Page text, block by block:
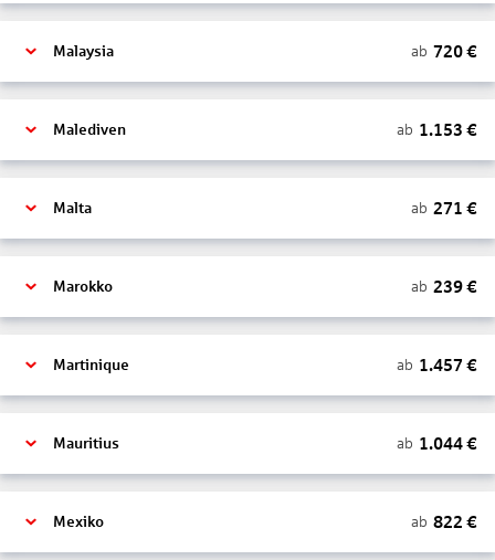
Malaysia ab 720€
Malediven ab 1.153 €
Malta ab 271 €
Marokko ab 239€
Martinique ab 1.457 €
Mauritius ab 1.044€
Mexiko ab 822 €